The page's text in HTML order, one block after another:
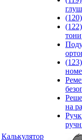
Калькулятор
на